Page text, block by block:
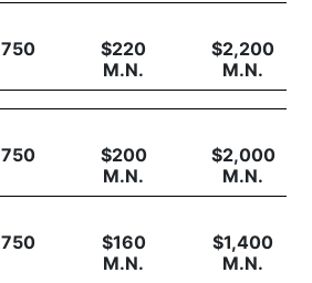
750
$220
M.N.
$2,200
M.N.
750
$200
M.N.
$2,000
M.N.
750
$160
M.N.
$1,400
M.N.